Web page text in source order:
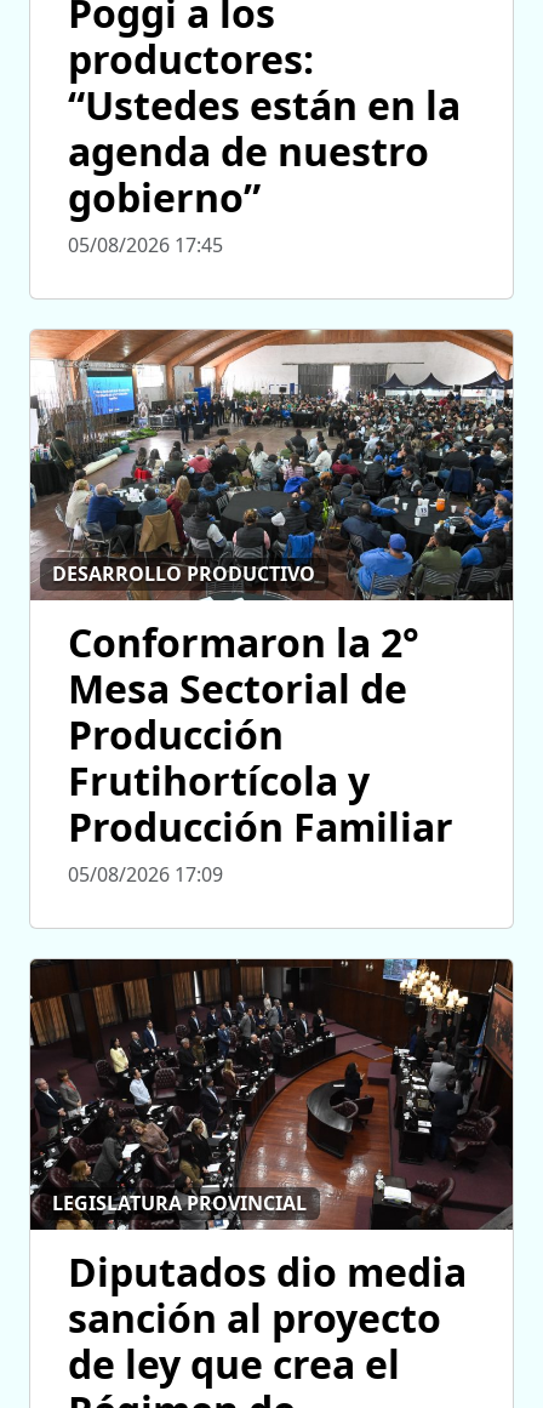
Poggi a los
productores:
“Ustedes están en la
agenda de nuestro
gobierno”
05/08/2026 17:45
DESARROLLO PRODUCTIVO
Conformaron la 2°
Mesa Sectorial de
Producción
Frutihortícola y
Producción Familiar
05/08/2026 17:09
LEGISLATURA PROVINCIAL
Diputados dio media
sanción al proyecto
de ley que crea el